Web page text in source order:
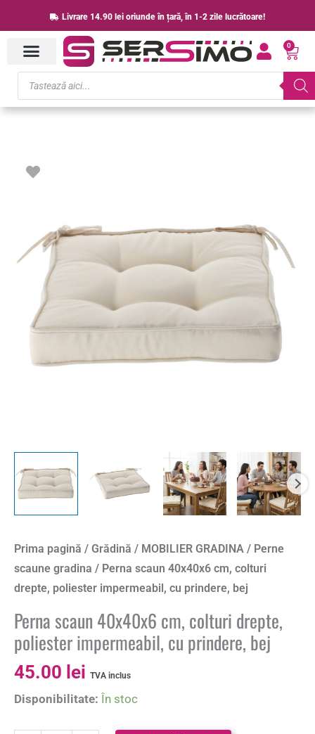
to
content
Livrare 14.90 lei oriunde în țară, în 1-2 zile lucrătoare!
0
Cart
Products
search
Prima pagină / Grădină / MOBILIER GRADINA / Perne
scaune gradina / Perna scaun 40x40x6 cm, colturi
drepte, poliester impermeabil, cu prindere, bej
Perna scaun 40x40x6 cm, colturi drepte,
poliester impermeabil, cu prindere, bej
45.00 lei TVA inclus
Disponibilitate: În stoc
Perna
colturi
drepte,
poliester
impermeabil,
prindere,